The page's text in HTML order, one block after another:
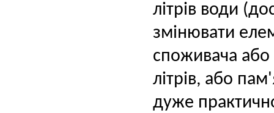
літрів води
змінювати
споживача або
літрів, або
дуже